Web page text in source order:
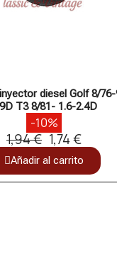
diesel Golf 8/
T3 8/81- 1.6-2.4D
-10%
1,94 € 1,74 €
Añadir al carrito